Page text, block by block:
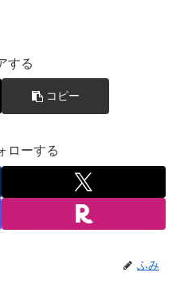
する
コピー
ローする
ふみ